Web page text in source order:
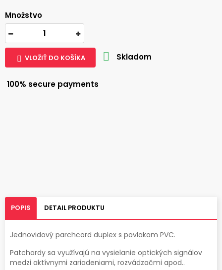
Množstvo
 VLOŽIŤ DO KOŠÍKA  Skladom
100% secure payments
POPIS DETAIL PRODUKTU
Jednovidový parchcord duplex s povlakom PVC.
Patchordy sa využívajú na vysielanie optických signálov
medzi aktívnymi zariadeniami, rozvádzačmi apod..